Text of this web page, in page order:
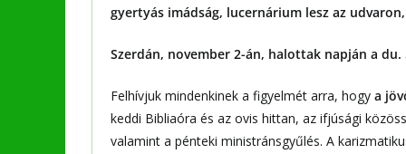
gyertyás imádság, lucernárium lesz az
Szerdán, november 2-án, halottak napján a
Felhívjuk mindenkinek a figyelmét arra, hogy a
keddi Bibliaóra és az ovis hittan, az ifjúsági
valamint a pénteki ministránsgyűlés. A